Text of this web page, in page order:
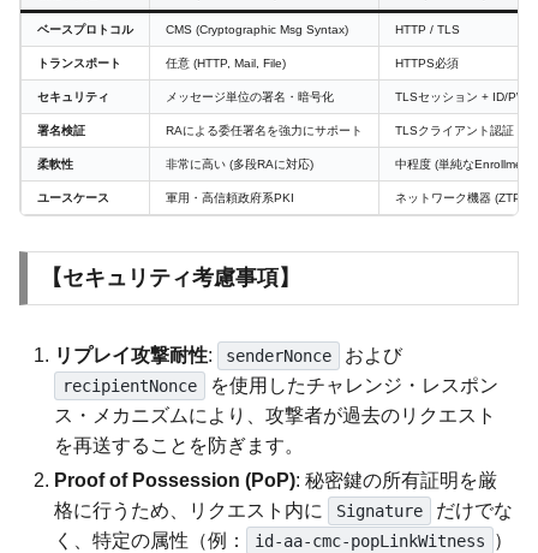
ベースプロトコル CMS (Cryptographic Msg Syntax) HTTP / TLS
トランスポート 任意 (HTTP, Mail, File) HTTPS必須
セキュリティ メッセージ単位の署名・暗号化 TLSセッション + ID/PW
署名検証 RAによる委任署名を強力にサポート TLSクライアント認証
柔軟性 非常に高い (多段RAに対応) 中程度 (単純なEnrollment)
ユースケース 軍用・高信頼政府系PKI ネットワーク機器 (ZTP)
【セキュリティ考慮事項】
リプレイ攻撃耐性: senderNonce および
recipientNonce
を使用したチャレンジ・レスポン
ス・メカニズムにより、攻撃者が過去のリクエスト
を再送することを防ぎます。
Proof of Possession (PoP): 秘密鍵の所有証明を厳
格に行うため、リクエスト内に
Signature
だけでな
く、特定の属性（例：
id-aa-cmc-popLinkWitness
）